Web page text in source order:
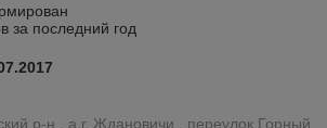
за последний год
р-н , а.г. Ждановичи , переулок Горный